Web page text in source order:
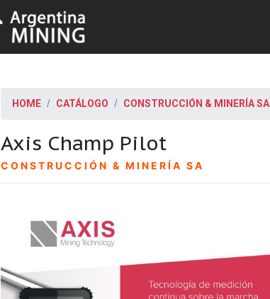
HOME CATÁLOGO CONSTRUCCIÓN & MINERÍA SA
Axis Champ Pilot
CONSTRUCCIÓN & MINERÍA SA